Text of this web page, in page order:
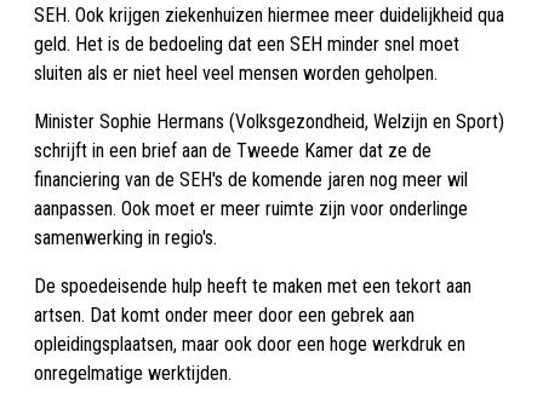
SEH. Ook krijgen ziekenhuizen hiermee meer duidelijkheid qua
geld. Het is de bedoeling dat een SEH minder snel moet
sluiten als er niet heel veel mensen worden geholpen.
Minister Sophie Hermans (Volksgezondheid, Welzijn en Sport)
schrijft in een brief aan de Tweede Kamer dat ze de
financiering van de SEH's de komende jaren nog meer wil
aanpassen. Ook moet er meer ruimte zijn voor onderlinge
samenwerking in regio's.
De spoedeisende hulp heeft te maken met een tekort aan
artsen. Dat komt onder meer door een gebrek aan
opleidingsplaatsen, maar ook door een hoge werkdruk en
onregelmatige werktijden.